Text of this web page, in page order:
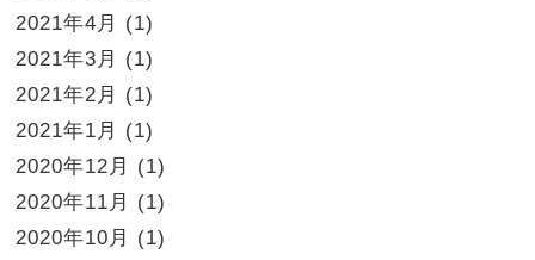
2021年4月
(1)
2021年3月
(1)
2021年2月
(1)
2021年1月
(1)
2020年12月
(1)
2020年11月
(1)
2020年10月
(1)